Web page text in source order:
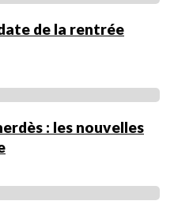
de la rentrée
: les nouvelles